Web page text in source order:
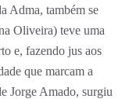
Adma, também se
Oliveira) teve uma
e, fazendo jus aos
que marcam a
Jorge Amado, surgiu